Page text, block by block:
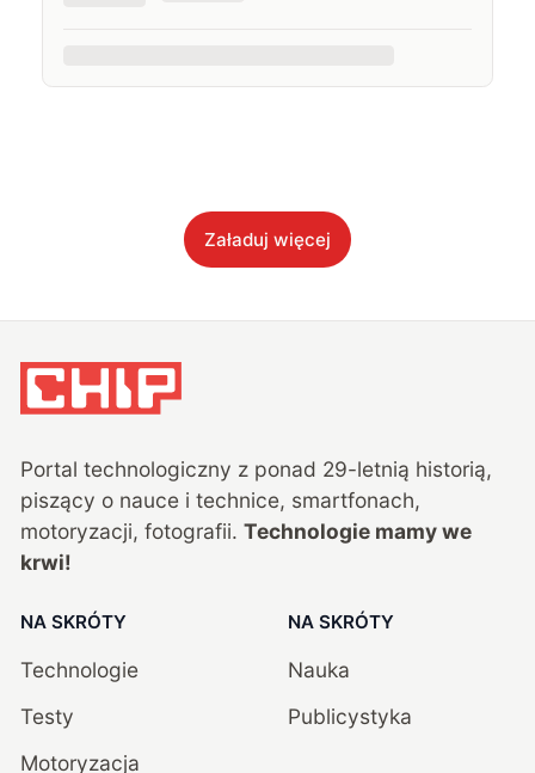
Załaduj więcej
Portal technologiczny z ponad 29-letnią historią,
piszący o nauce i technice, smartfonach,
motoryzacji, fotografii. Technologie mamy we
krwi!
NA SKRÓTY
Technologie
Testy
Motoryzacja
NA SKRÓTY
Nauka
Publicystyka